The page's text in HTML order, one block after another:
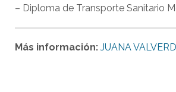
– Diploma de Transporte Sanitario
Más información: JUANA